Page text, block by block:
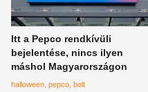
Itt a Pepco rendkívüli
bejelentése, nincs ilyen
máshol Magyarországon
halloween pepco bolt